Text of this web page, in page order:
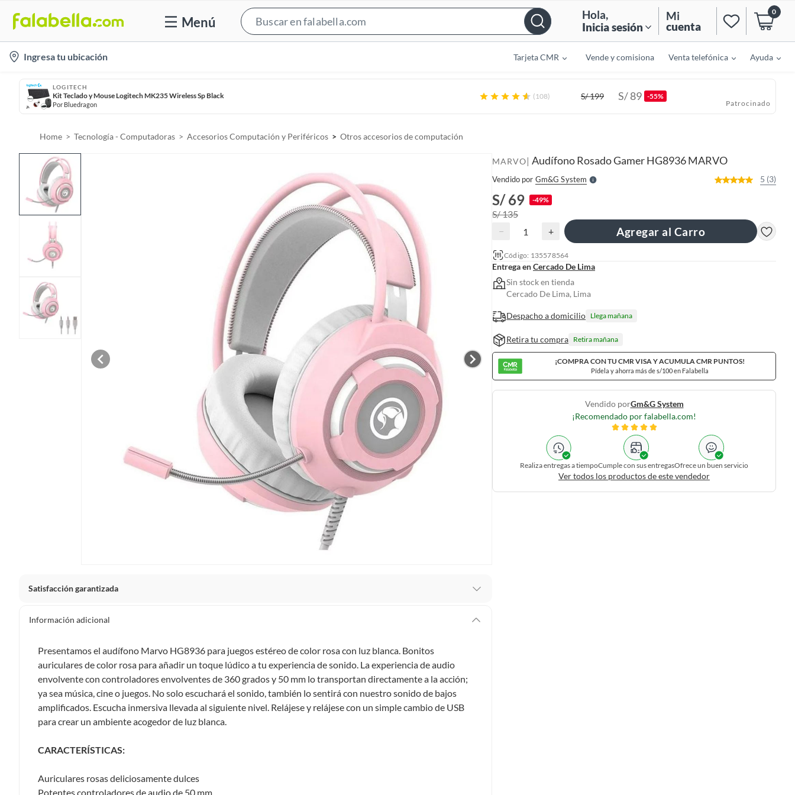
Menú
e
r
Hola,
Inicia sesión
Mi
cuenta
0
Ingresa tu ubicación Tarjeta CMR Vende y comisiona Venta telefónica Ayuda
LOGITECH
Kit Teclado y Mouse Logitech MK235 Wireless Sp Black
Por Bluedragon
(108) S/199 S/89 -55%
Patrocinado
Home Tecnología - Computadoras Accesorios Computación y Periféricos Otros accesorios de computación
Satisfacción garantizada
pueden devolver ni cambiar. Conoce cuáles son:
Productos vendidos porFalabella, Tottus y otros vendedores tienen:
48 horas: cemento, mezclas de hormigón, morteros, yeso y otros productos para asfalto, hormigón, albañilería.
7 días: colchones y productos de combustión.
Productos vendidos porSodimactienen:
7 días: productos eléctricos o a combustión, electrodomésticos, tecnología, línea blanca, colchones, muebles, bicicletas y
No se pueden devolver o cambiar bajo cambio de opinión
Información adicional
Presentamos el audífono Marvo HG8936 para juegos estéreo de color rosa con luz blanca. Bonitos
auriculares de color rosa para añadir un toque lúdico a tu experiencia de sonido. La experiencia de audio
envolvente con controladores envolventes de 360 grados y 50 mm lo transportan directamente a la acción;
ya sea música, cine o juegos. No solo escuchará el sonido, también lo sentirá con nuestro sonido de bajos
amplificados. Escucha inmersiva llevada al siguiente nivel. Relájese y relájese con un simple cambio de USB
para crear un ambiente acogedor de luz blanca.
CARACTERÍSTICAS:
Auriculares rosas deliciosamente dulces
Potentes controladores de audio de 50 mm
MARVO| Audífono Rosado Gamer HG8936 MARVO
Vendido por Gm&g System S
l
l
5 (3)
S/ 69 -49%
S/ 135
−
+ Agregar al Carro
Código: 135578564
Entrega enCercado De Lima
Sin stock en tienda
Cercado De Lima, Lima
Despacho a domicilio Llega mañana
Retira tu compra Retira mañana
¡COMPRA CON TU CMR VISA Y ACUMULA CMR PUNTOS!
Pídela y ahorra más de s/100 en Falabella
Vendido porGm&g System
¡Recomendado por falabella.com!
Realiza entregas a tiempoCumple con sus entregasOfrece un buen servicio
Ver todos los productos de este vendedor